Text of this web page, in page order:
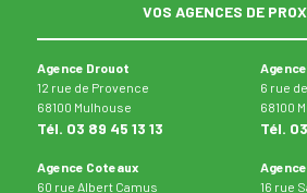
VOS AGENCES DE
Agence Drouot
12 rue de Provence
68100 Mulhouse
Tél. 03 89 45 13 13
6 rue
68100
Tél.
Agence Coteaux
60 rue Albert Camus
16 rue